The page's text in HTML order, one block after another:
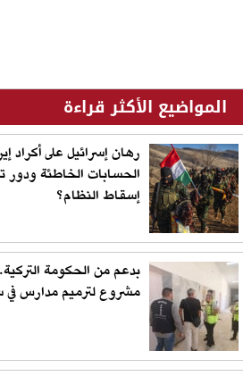
المواضيع الأكثر قراءة
رهان إسرائيل على أكراد
الحسابات الخاطئة
إسقاط النظام؟
بدعم من الحكومة
مشروع لترميم مدارس في